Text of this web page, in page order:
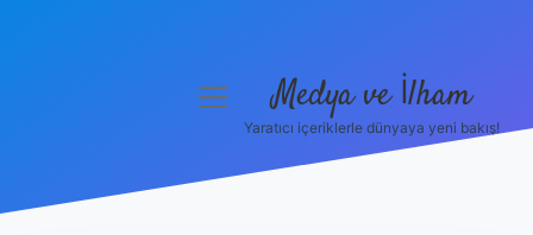
menüyüMedya ve İlham
Yaratıcı içeriklerle dünyaya yeni bakış!